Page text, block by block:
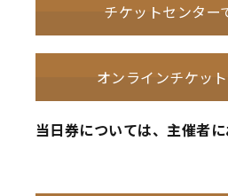
チケットセンター
オンラインチケッ
当日券については、主催者に